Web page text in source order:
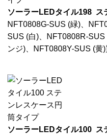
ソーラーLEDタイル198 ス
NFT0808G-SUS (緑)、
SUS (白)、NFT0808R-
ンジ)、NFT0808Y-SUS (黄)
ソーラーLEDタイル100 ス